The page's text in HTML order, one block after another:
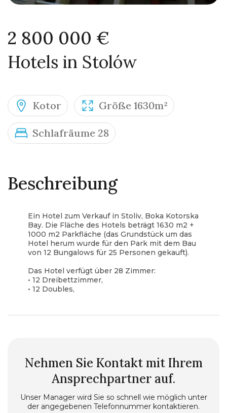
2 800 000 €
Hotels in Stolów
Kotor Größe 1630m²
Schlafräume 28
Beschreibung
Ein Hotel zum Verkauf in Stoliv, Boka Kotorska
Bay. Die Fläche des Hotels beträgt 1630 m2 +
1000 m2 Parkfläche (das Grundstück um das
Hotel herum wurde für den Park mit dem Bau
von 12 Bungalows für 25 Personen gekauft).
Das Hotel verfügt über 28 Zimmer:
• 12 Dreibettzimmer,
• 12 Doubles,
halboffene Terrasse (~140 m2) mit
Swimmingpool und Meerblick. Im fünften Stock
befindet sich ein Konferenzsaal für ca. 100-120
eigenes Restaurant "Castello di Boca" für 50-60
Personen mit Küche und Aufenthaltsraum. Es
Nehmen Sie Kontakt mit Ihrem
Ansprechpartner auf.
Unser Manager wird Sie so schnell wie möglich unter
der angegebenen Telefonnummer kontaktieren.